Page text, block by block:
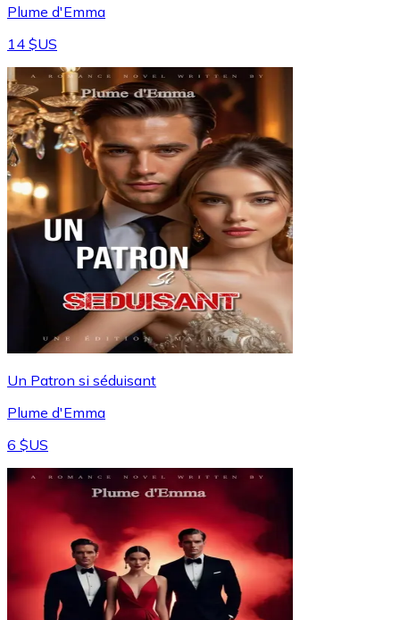
Plume d'Emma
14 $US
Un Patron si séduisant
Plume d'Emma
6 $US